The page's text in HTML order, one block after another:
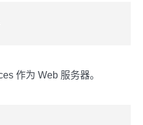
作为 Web 服务器。